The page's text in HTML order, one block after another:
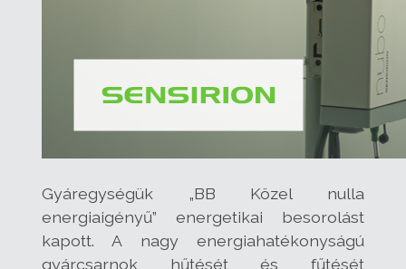
Gyáregységük „BB Közel nulla
energiaigényű” energetikai besorolást
kapott. A nagy energiahatékonyságú
gyárcsarnok hűtését és fűtését